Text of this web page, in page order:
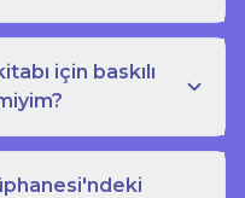
için baskılı